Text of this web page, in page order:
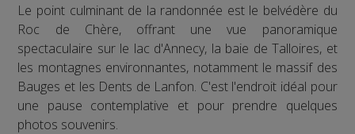
Le point culminant de la randonnée est le belvédère du
Roc de Chère, offrant une vue panoramique
spectaculaire sur le lac d'Annecy, la baie de Talloires, et
les montagnes environnantes, notamment le massif des
Bauges et les Dents de Lanfon. C'est l'endroit idéal pour
une pause contemplative et pour prendre quelques
photos souvenirs.